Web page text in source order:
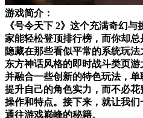
游戏简介：
《号令天下 2》这个充满奇幻
家能轻松登顶排行榜，而你却
隐藏在那些看似平常的系统玩
东方神话风格的即时战斗类页
并融合一些创新的特色玩法，
提升自己的角色实力，而不必
操作和特点。接下来，就让我
通往游戏巅峰的秘籍。